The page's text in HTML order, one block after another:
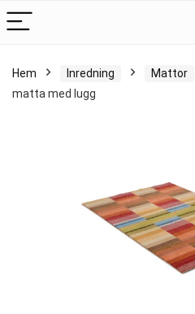
Hem Inredning Mattor
matta med lugg